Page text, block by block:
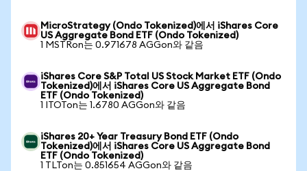
MicroStrategy (Ondo Tokenized)에서 iShares Core
US Aggregate Bond ETF (Ondo Tokenized)
1 MSTRon는 0.971678 AGGon와 같음
iShares Core S&P Total US Stock Market ETF (Ondo
Tokenized)에서 iShares Core US Aggregate Bond
ETF (Ondo Tokenized)
1 ITOTon는 1.6780 AGGon와 같음
iShares 20+ Year Treasury Bond ETF (Ondo
Tokenized)에서 iShares Core US Aggregate Bond
ETF (Ondo Tokenized)
1 TLTon는 0.851654 AGGon와 같음